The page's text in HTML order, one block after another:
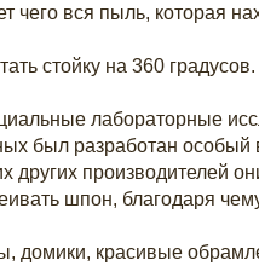
чего вся пыль, которая
стойку на 360
лабораторные
был разработан особый
других производителей
шпон, благодаря
домики, красивые